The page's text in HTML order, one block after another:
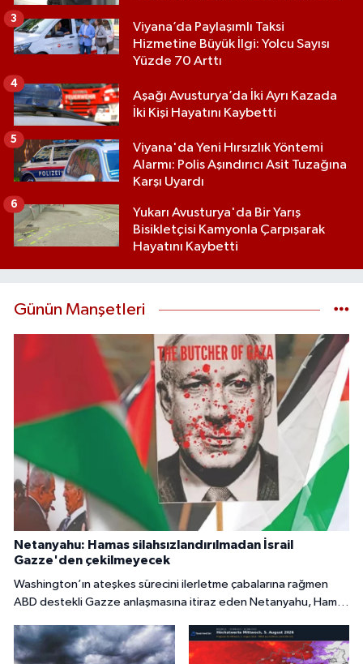
Viyana’da Paylaşımlı Taksi
Hizmetine Büyük İlgi: Yolcu Sayısı
Yüzde 70 Arttı
3
Aşağı Avusturya’da İki Ayrı Kazada
İki Kişi Hayatını Kaybetti
4
Viyana'da Yeni Hırsızlık Yöntemi
Alarmı: Polis Aşındırıcı Asit Tuzağına
Karşı Uyardı
5
Yukarı Avusturya'da Bir Yarış
Bisikletçisi Kamyonla Çarpışarak
Hayatını Kaybetti
6
Günün Manşetleri
Netanyahu: Hamas silahsızlandırılmadan İsrail
Gazze'den çekilmeyecek
Washington’ın ateşkes sürecini ilerletme çabalarına rağmen
ABD destekli Gazze anlaşmasına itiraz eden Netanyahu, Hamas
çekilmeyeceğini söyledi.